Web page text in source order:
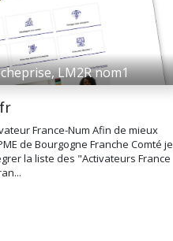
LM2R nom1
France-Num Afin de mieux
de Bourgogne Franche Comté je
la liste des "Activateurs France